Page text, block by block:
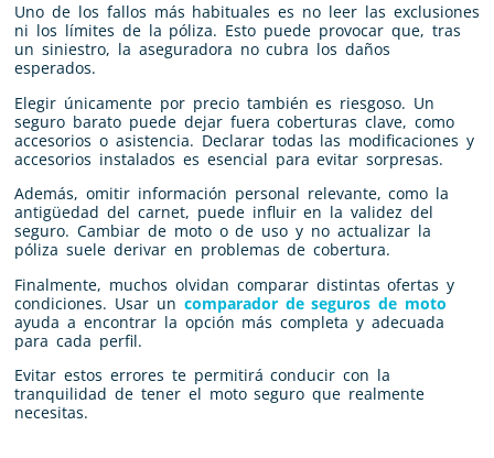
Uno de los fallos más habituales es no leer las exclusiones
ni los límites de la póliza. Esto puede provocar que, tras
un siniestro, la aseguradora no cubra los daños
esperados.
Elegir únicamente por precio también es riesgoso. Un
seguro barato puede dejar fuera coberturas clave, como
accesorios o asistencia. Declarar todas las modificaciones y
accesorios instalados es esencial para evitar sorpresas.
Además, omitir información personal relevante, como la
antigüedad del carnet, puede influir en la validez del
seguro. Cambiar de moto o de uso y no actualizar la
póliza suele derivar en problemas de cobertura.
Finalmente, muchos olvidan comparar distintas ofertas y
condiciones. Usar un comparador de seguros de moto
ayuda a encontrar la opción más completa y adecuada
para cada perfil.
Evitar estos errores te permitirá conducir con la
tranquilidad de tener el moto seguro que realmente
necesitas.